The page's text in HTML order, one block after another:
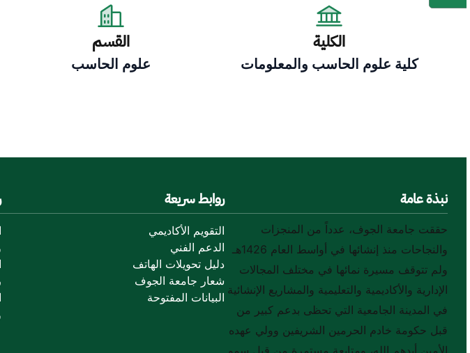
الكلية
كلية علوم الحاسب والمعلومات
القسم
علوم الحاسب
نبذة عامة
حققت جامعة الجوف، عدداً من المنجزات
والنجاحات منذ إنشائها في أواسط العام 1426هـ
ولم تتوقف مسيرة نمائها في مختلف المجالات
الإدارية والأكاديمية والتعليمية والمشاريع الإنشائية
في المدينة الجامعية التي تحظى بدعم كبير من
قبل حكومة خادم الحرمين الشريفين وولي عهده
الأمين أيدهم الله، ومتابعة مستمرة من قبل سمو
روابط سريعة
التقويم الأكاديمي
الدعم الفني
دليل تحويلات الهاتف
شعار جامعة الجوف
البيانات المفتوحة